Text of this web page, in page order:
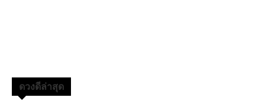
ดวงดีล่าสุด